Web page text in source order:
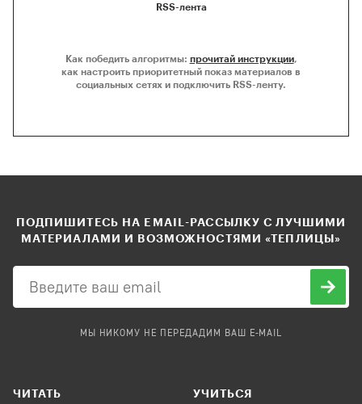
RSS-лента
Как победить алгоритмы: прочитай инструкции,
как настроить приоритетный показ материалов в
социальных сетях и подключить RSS-ленту.
ПОДПИШИТЕСЬ НА EMAIL-РАССЫЛКУ С ЛУЧШИМИ
МАТЕРИАЛАМИ И ВОЗМОЖНОСТЯМИ «ТЕПЛИЦЫ»
МЫ НИКОМУ НЕ ПЕРЕДАДИМ ВАШ E-MAIL
ЧИТАТЬ УЧИТЬСЯ